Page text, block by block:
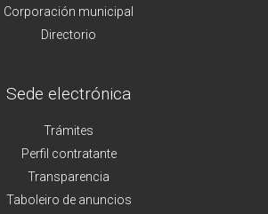
Corporación municipal
Directorio
Sede electrónica
Trámites
Perfil contratante
Transparencia
Taboleiro de anuncios